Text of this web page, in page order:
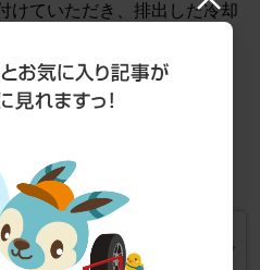
けていただき、排出した冷却
行ってください。
換